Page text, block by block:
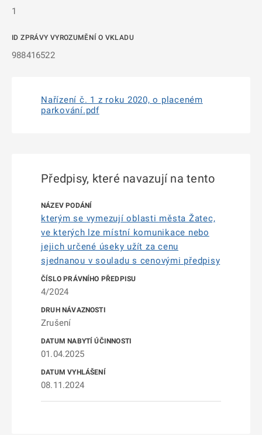
1
ID ZPRÁVY VYROZUMĚNÍ O VKLADU
988416522
Nařízení č. 1 z roku 2020, o placeném
parkování.pdf
Předpisy, které navazují na tento
kterým se vymezují oblasti města Žatec,
ve kterých lze místní komunikace nebo
jejich určené úseky užít za cenu
sjednanou v souladu s cenovými předpisy
4/2024
Zrušení
01.04.2025
08.11.2024